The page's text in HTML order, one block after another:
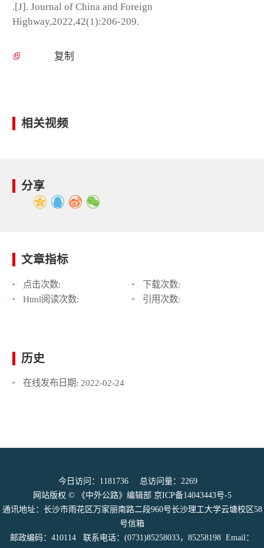
.[J]. Journal of China and Foreign
Highway,2022,42(1):206-209.
复制
相关视频
分享
文章指标
点击次数:
下载次数:
Html阅读次数:
引用次数:
历史
在线发布日期: 2022-02-24
今日访问： 1181736 总访问量： 2269
网站版权 © 《中外公路》编辑部 京ICP备14043443号-5
通讯地址：长沙市雨花区万家丽南路二段960号长沙理工大学云塘校区58
号信箱
邮政编码：410114 联系电话：(0731)85258033，85258198 Email：